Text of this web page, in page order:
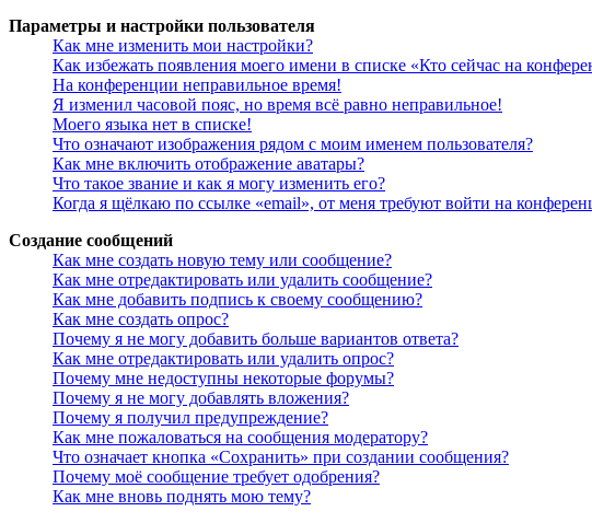
Параметры и настройки пользователя
Как мне изменить мои настройки?
Как избежать появления моего имени в списке «Кто сейчас на
На конференции неправильное время!
Я изменил часовой пояс, но время всё равно неправильное!
Моего языка нет в списке!
Что означают изображения рядом с моим именем пользователя?
Как мне включить отображение аватары?
Что такое звание и как я могу изменить его?
Когда я щёлкаю по ссылке «email», от меня требуют войти на
Создание сообщений
Как мне создать новую тему или сообщение?
Как мне отредактировать или удалить сообщение?
Как мне добавить подпись к своему сообщению?
Как мне создать опрос?
Почему я не могу добавить больше вариантов ответа?
Как мне отредактировать или удалить опрос?
Почему мне недоступны некоторые форумы?
Почему я не могу добавлять вложения?
Почему я получил предупреждение?
Как мне пожаловаться на сообщения модератору?
Что означает кнопка «Сохранить» при создании сообщения?
Почему моё сообщение требует одобрения?
Как мне вновь поднять мою тему?